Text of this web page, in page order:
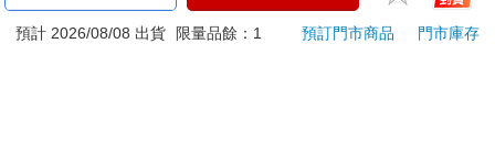
ATM提款機，請不要聽從指示，以免受騙上當！
預計 2026/08/08 出貨 限量品餘：1 預訂門市商品 門市庫存